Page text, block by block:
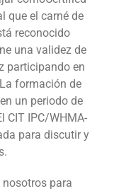
que el carné de
reconocido
una validez de
participando en
formación de
un periodo de
CIT IPC/WHMA-
para discutir y
nosotros para